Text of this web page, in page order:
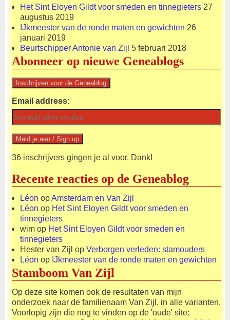
Het Sint Eloyen Gildt voor smeden en tinnegieters 27
augustus 2019
IJkmeester van de ronde maten en gewichten 26
januari 2019
Beurtschipper Antonie van Zijl 5 februari 2018
Abonneer op nieuwe Geneablogs
Email address:
36 inschrijvers gingen je al voor. Dank!
Recente reacties op de Geneablog
Léon opAmsterdam en Van Zijl
Léon op Het Sint Eloyen Gildt voor smeden en
tinnegieters
wim op Het Sint Eloyen Gildt voor smeden en
tinnegieters
Hester van Zijl op Verborgen verleden: stamouders
Léon op IJkmeester van de ronde maten en gewichten
Stamboom Van Zijl
Op deze site komen ook de resultaten van mijn
onderzoek naar de familienaam Van Zijl, in alle varianten.
Voorlopig zijn die nog te vinden op de 'oude' site: